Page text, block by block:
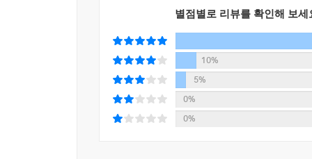
‘내 마음대로’ 살면 세상이 바뀐다. 그리고 당신
당신에겐 소중한 사람이 있습니까? 그 사람을 그
것이 아니라, 소중하다고 여기는 ‘마음’이 있습니다.
소중하다는 마음이 소중한 사람을 만들어 내는
그것을 만들고자 하는 ‘생각’이 있었던 것처럼,
는 것의 집착을 내려놓고 보이지 않는 것을 다스리
사람의 마음은 거울과 같아서 삼라만상을 비춘
관문이다. 우리가 알아야 할 것은 바로 이것이다.
비친 일그러지고 왜곡된 상을 진실이라 믿고 휘
책에서는 마음의 거울을 5단계로 소개한다. 태
별점별로 리뷰를 확인해 보세
10%
5%
0%
0%